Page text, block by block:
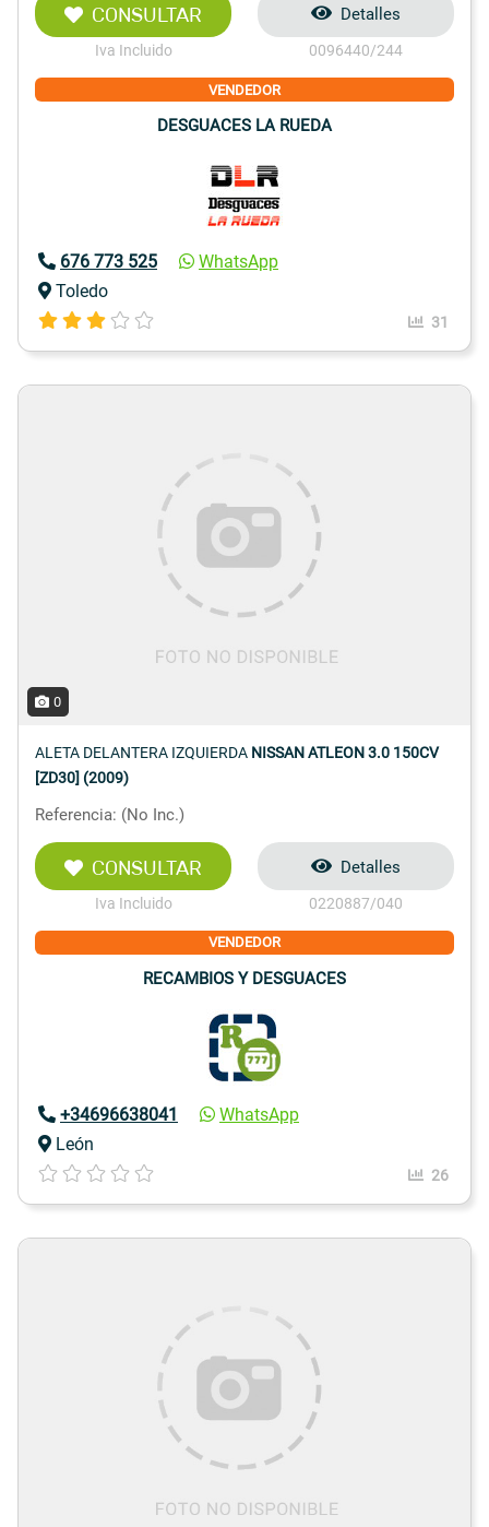
CONSULTAR
Iva Incluido
Detalles
0096440/244
VENDEDOR
DESGUACES LA RUEDA
676 773 525
WhatsApp
Toledo
31
0
ALETA DELANTERA IZQUIERDA NISSAN ATLEON 3.0 150CV
[ZD30] (2009)
Referencia: (No Inc.)
CONSULTAR
Iva Incluido
Detalles
0220887/040
VENDEDOR
RECAMBIOS Y DESGUACES
+34696638041
WhatsApp
León
26